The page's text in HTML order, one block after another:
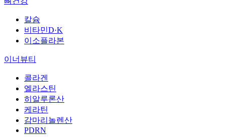
칼슘
비타민D·K
이소플라본
이너뷰티
콜라겐
엘라스틴
히알루론산
케라틴
감마리놀렌산
PDRN